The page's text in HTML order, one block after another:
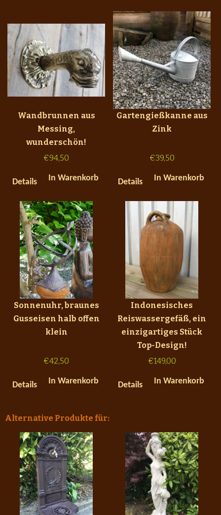
Wandbrunnen aus
Messing,
wunderschön!
€94,50
Details In Warenkorb
Gartengießkanne aus
Zink
€39,50
Details In Warenkorb
Sonnenuhr, braunes
Gusseisen halb offen
klein
€42,50
Details In Warenkorb
Indonesisches
Reiswassergefäß, ein
einzigartiges Stück
Top-Design!
€149,00
Details In Warenkorb
Alternative Produkte für: